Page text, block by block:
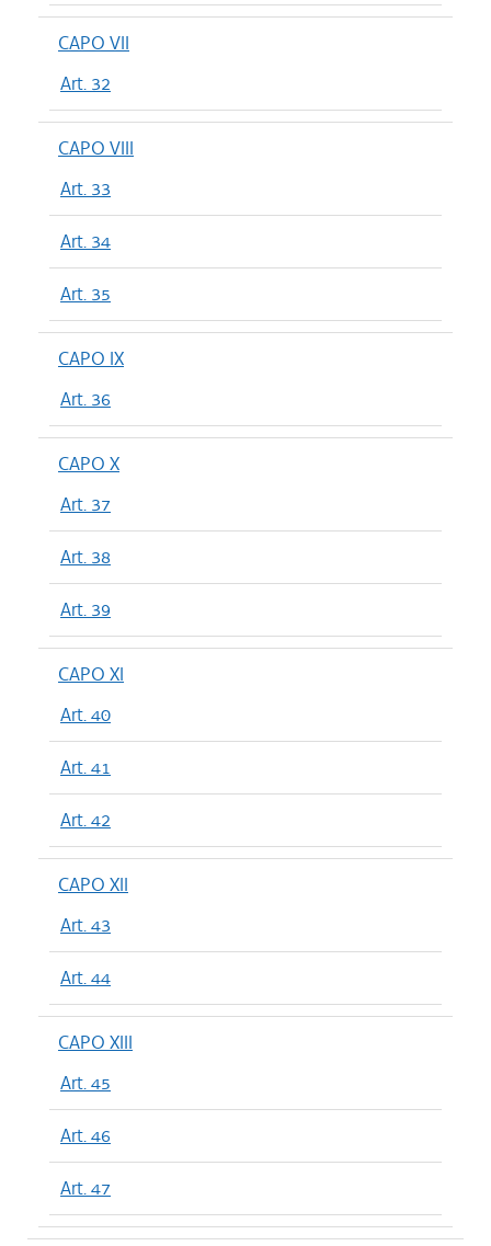
CAPO VII
Art. 32
CAPO VIII
Art. 33
Art. 34
Art. 35
CAPO IX
Art. 36
CAPO X
Art. 37
Art. 38
Art. 39
CAPO XI
Art. 40
Art. 41
Art. 42
CAPO XII
Art. 43
Art. 44
CAPO XIII
Art. 45
Art. 46
Art. 47